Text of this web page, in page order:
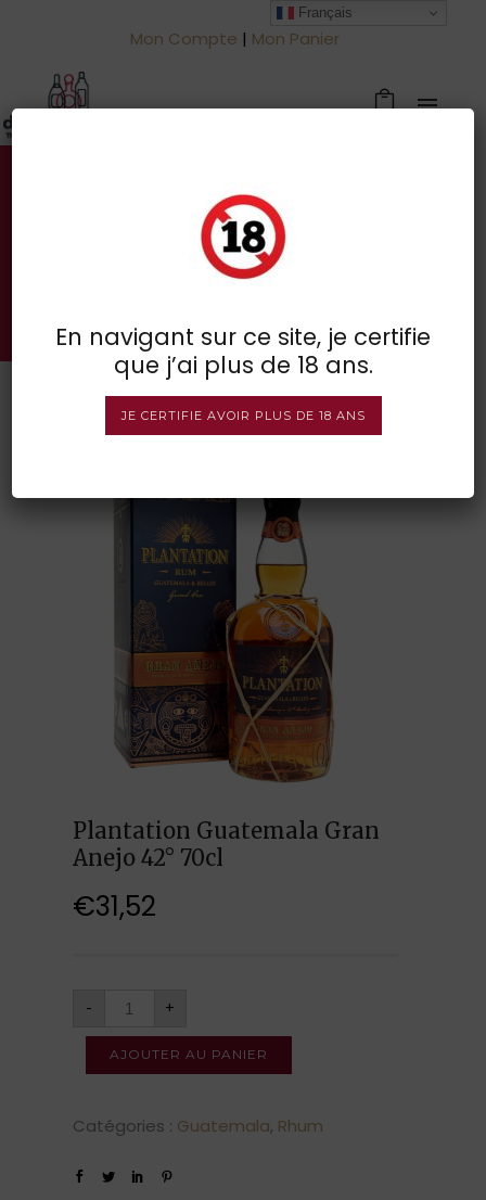
Mon Compte | Mon Panier
Votre spécialiste des vins à
BOUTIQUE EN LIGNE
Plantation Guatemala Gran
Anejo 42° 70cl
€31,52
- +
AJOUTER AU PANIER
Catégories : Guatemala, Rhum
Français
En navigant sur ce site, je certifie
que j’ai plus de 18 ans.
JE CERTIFIE AVOIR PLUS DE 18 ANS